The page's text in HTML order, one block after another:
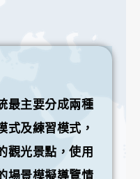
最主要分成兩種
式及練習模式，
觀光景點，使用
場景模擬導覽情